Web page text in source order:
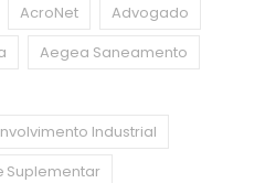
AcroNet
Advogado
Aegea Saneamento
Industrial
Suplementar